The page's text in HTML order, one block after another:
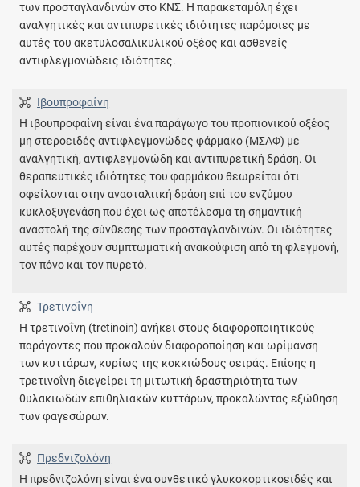
των προσταγλανδινών στο ΚΝΣ. Η παρακεταμόλη έχει
αναλγητικές και αντιπυρετικές ιδιότητες παρόμοιες με
αυτές του ακετυλοσαλικυλικού οξέος και ασθενείς
αντιφλεγμονώδεις ιδιότητες.
Ιβουπροφαίνη
Η ιβουπροφαίνη είναι ένα παράγωγο του προπιονικού οξέος
μη στεροειδές αντιφλεγμονώδες φάρμακο (ΜΣΑΦ) με
αναλγητική, αντιφλεγμονώδη και αντιπυρετική δράση. Οι
θεραπευτικές ιδιότητες του φαρμάκου θεωρείται ότι
οφείλονται στην ανασταλτική δράση επί του ενζύμου
κυκλοξυγενάση που έχει ως αποτέλεσμα τη σημαντική
αναστολή της σύνθεσης των προσταγλανδινών. Οι ιδιότητες
αυτές παρέχουν συμπτωματική ανακούφιση από τη φλεγμονή,
τον πόνο και τον πυρετό.
Τρετινοΐνη
Η τρετινοΐνη (tretinoin) ανήκει στους διαφοροποιητικούς
παράγοντες που προκαλούν διαφοροποίηση και ωρίμανση
των κυττάρων, κυρίως της κοκκιώδους σειράς. Επίσης η
τρετινοΐνη διεγείρει τη μιτωτική δραστηριότητα των
θυλακιωδών επιθηλιακών κυττάρων, προκαλώντας εξώθηση
των φαγεσώρων.
Πρεδνιζολόνη
Η πρεδνιζολόνη είναι ένα συνθετικό γλυκοκορτικοειδές και